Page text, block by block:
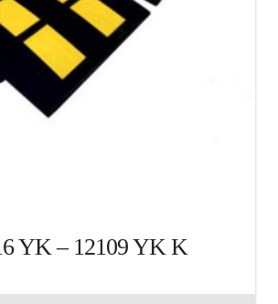
YK – 12109 YK K